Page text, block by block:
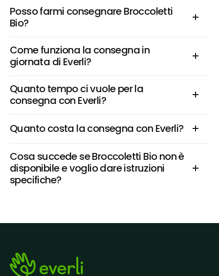
Posso farmi consegnare Broccoletti
Bio?
Come funziona la consegna in
giornata di Everli?
Quanto tempo ci vuole per la
consegna con Everli?
Quanto costa la consegna con Everli?
Cosa succede se Broccoletti Bio non è
disponibile e voglio dare istruzioni
specifiche?